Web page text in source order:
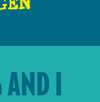
I